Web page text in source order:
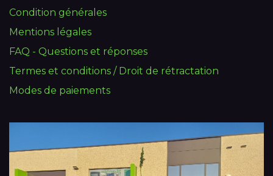
Condition générales
Mentions légales
FAQ - Questions et réponses
Termes et conditions / Droit de rétractation
Modes de paiements